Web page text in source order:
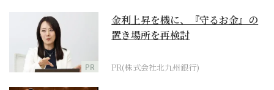
PR
金利上昇を機に、『守るお金』の
置き場所を再検討
PR(株式会社北九州銀行)